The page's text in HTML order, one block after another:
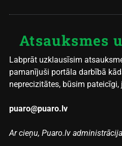
Atsauksmes
Labprāt uzklausīsim
pamanījuši portāla darbībā
neprecizitātes, būsim
puaro@puaro.lv
Ar cieņu, Puaro.lv administrācija